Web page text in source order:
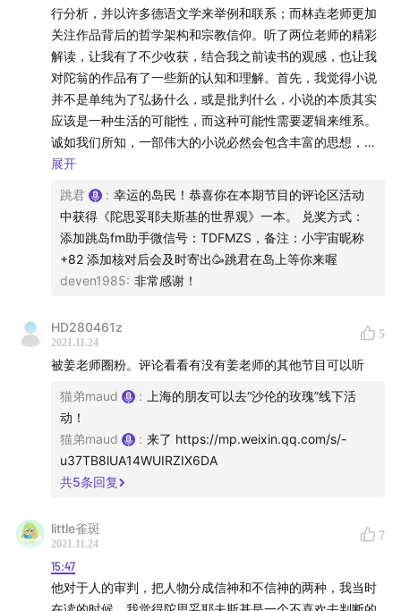
行分析，并以许多德语文学来举例和联系；而林垚老师更加
关注作品背后的哲学架构和宗教信仰。听了两位老师的精彩
解读，让我有了不少收获，结合我之前读书的观感，也让我
对陀翁的作品有了一些新的认知和理解。首先，我觉得小说
并不是单纯为了弘扬什么，或是批判什么，小说的本质其实
应该是一种生活的可能性，而这种可能性需要逻辑来维系。
诚如我们所知，一部伟大的小说必然会包含丰富的思想，而
哲学的目的就是从逻辑上澄清思想。所以，我认为小说和哲
只能以故事情节来描绘人物和社会，以及两者之间的相互影
响和作用。因此，小说虽然不能对所处时代的社会问题给出
答案，但却能通过对情节的构建、社会的描写、人性的剖
析，来让读者自己去感受和分析问题的本质。另外，两位老
师还多次提到了虚无时代，我觉得宗教不再支配人们社会生
多元化成为可能吧。不过，ZongJiao与现代社会也并不冲
突，不仅为我们保留并延续了古老文明（比如：希腊罗马文
平等）。最后，说一下陀翁的作品，我只读过三部小说，其
中最喜欢《卡拉马佐夫兄弟》。特别喜欢陀翁“粗糙”的文
笔，就像汉家陵阙的石兽，如果打磨得光滑细洁，就一点也
不好看了，这种粗糙，可以避免文笔光滑的庸俗。没有唯美
华丽的辞藻，也没有清新优美的环境描写，朴实到异常平
进情景中去。
展开
跳君 : 幸运的岛民！恭喜你在本期节目的评论区活动
中获得《陀思妥耶夫斯基的世界观》一本。 兑奖方式：
添加跳岛fm助手微信号：TDFMZS，备注：小宇宙昵称
+82 添加核对后会及时寄出🥳跳君在岛上等你来喔
deven1985: 非常感谢！
HD280461z
2021.11.24
5
被姜老师圈粉。评论看看有没有姜老师的其他节目可以听
猫弟maud :
上海的朋友可以去“沙伦的玫瑰”线下活
动！
猫弟maud
: 来了 https://mp.weixin.qq.com/s/-
u37TB8lUA14WUIRZIX6DA
共5条回复
little雀斑
2021.11.24
7
15:47
他对于人的审判，把人物分成信神和不信神的两种，我当时